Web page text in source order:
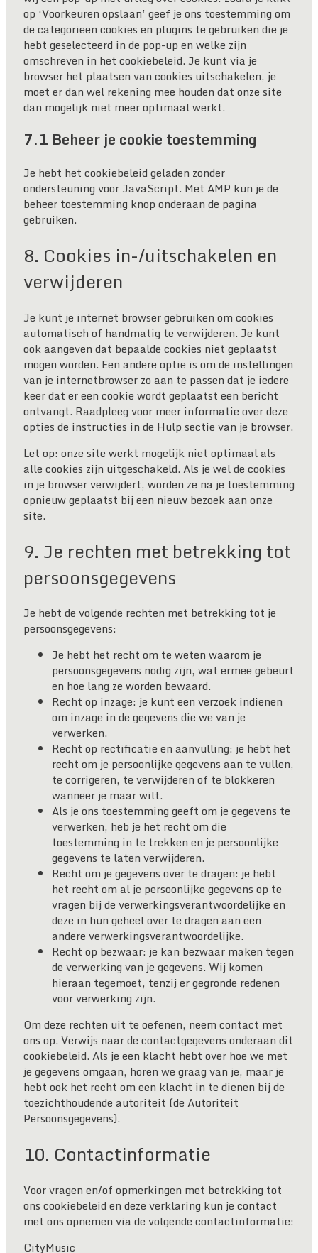
op ‘Voorkeuren opslaan’ geef je ons toestemming om
de categorieën cookies en plugins te gebruiken die je
hebt geselecteerd in de pop-up en welke zijn
omschreven in het cookiebeleid. Je kunt via je
browser het plaatsen van cookies uitschakelen, je
moet er dan wel rekening mee houden dat onze site
dan mogelijk niet meer optimaal werkt.
7.1 Beheer je cookie toestemming
Je hebt het cookiebeleid geladen zonder
ondersteuning voor JavaScript. Met AMP kun je de
beheer toestemming knop onderaan de pagina
gebruiken.
8. Cookies in-/uitschakelen en
verwijderen
Je kunt je internet browser gebruiken om cookies
automatisch of handmatig te verwijderen. Je kunt
ook aangeven dat bepaalde cookies niet geplaatst
mogen worden. Een andere optie is om de instellingen
van je internetbrowser zo aan te passen dat je iedere
keer dat er een cookie wordt geplaatst een bericht
ontvangt. Raadpleeg voor meer informatie over deze
opties de instructies in de Hulp sectie van je browser.
Let op: onze site werkt mogelijk niet optimaal als
alle cookies zijn uitgeschakeld. Als je wel de cookies
in je browser verwijdert, worden ze na je toestemming
opnieuw geplaatst bij een nieuw bezoek aan onze
site.
9. Je rechten met betrekking tot
persoonsgegevens
Je hebt de volgende rechten met betrekking tot je
persoonsgegevens:
Je hebt het recht om te weten waarom je
persoonsgegevens nodig zijn, wat ermee gebeurt
en hoe lang ze worden bewaard.
Recht op inzage: je kunt een verzoek indienen
om inzage in de gegevens die we van je
verwerken.
Recht op rectificatie en aanvulling: je hebt het
recht om je persoonlijke gegevens aan te vullen,
te corrigeren, te verwijderen of te blokkeren
wanneer je maar wilt.
Als je ons toestemming geeft om je gegevens te
verwerken, heb je het recht om die
toestemming in te trekken en je persoonlijke
gegevens te laten verwijderen.
Recht om je gegevens over te dragen: je hebt
het recht om al je persoonlijke gegevens op te
vragen bij de verwerkingsverantwoordelijke en
deze in hun geheel over te dragen aan een
andere verwerkingsverantwoordelijke.
Recht op bezwaar: je kan bezwaar maken tegen
de verwerking van je gegevens. Wij komen
hieraan tegemoet, tenzij er gegronde redenen
voor verwerking zijn.
Om deze rechten uit te oefenen, neem contact met
ons op. Verwijs naar de contactgegevens onderaan dit
cookiebeleid. Als je een klacht hebt over hoe we met
je gegevens omgaan, horen we graag van je, maar je
hebt ook het recht om een klacht in te dienen bij de
toezichthoudende autoriteit (de Autoriteit
Persoonsgegevens).
10. Contactinformatie
Voor vragen en/of opmerkingen met betrekking tot
ons cookiebeleid en deze verklaring kun je contact
met ons opnemen via de volgende contactinformatie:
CityMusic